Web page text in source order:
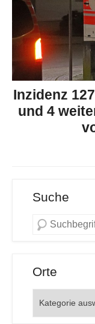
Inzidenz
und 4
Suche
Orte